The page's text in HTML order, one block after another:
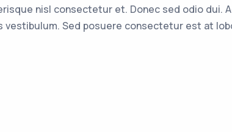
nisl consectetur et. Donec sed odio dui.
vestibulum. Sed posuere consectetur est at